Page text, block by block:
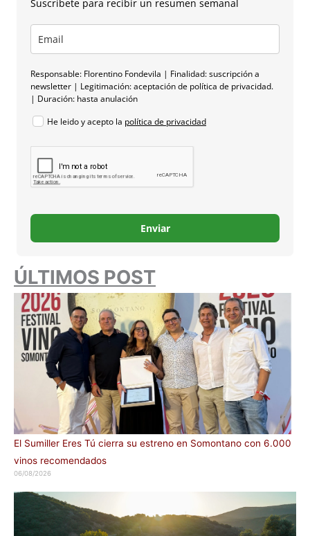
Suscríbete para recibir un resumen semanal
Responsable: Florentino Fondevila | Finalidad: suscripción a
newsletter | Legitimación: aceptación de política de privacidad.
| Duración: hasta anulación
He leido y acepto la política de privacidad
Enviar
ÚLTIMOS POST
El Sumiller Eres Tú cierra su estreno en Somontano con 6.000
vinos recomendados
06/08/2026